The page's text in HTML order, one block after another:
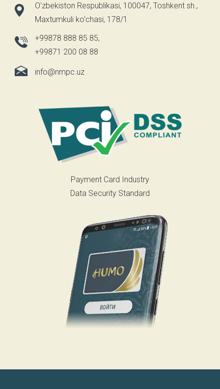
O'zbekiston Respublikasi, 100047, Toshkent sh.,
Maxtumkuli ko‘chasi, 178/1
+99878 888 85 85,
+99871 200 08 88
info@nmpc.uz
Payment Card Industry
Data Security Standard